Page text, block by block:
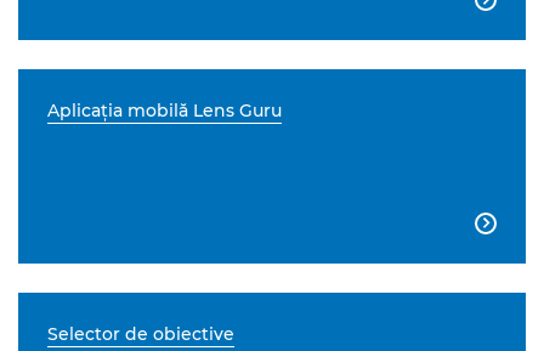
Aplicaţia mobilă Lens Guru

Selector de obiective